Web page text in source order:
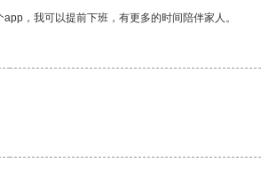
，我可以提前下班，有更多的时间陪伴家人。